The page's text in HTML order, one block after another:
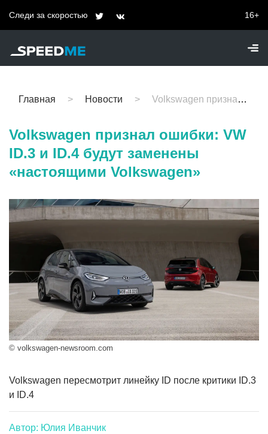
Следи за скоростью 16+
Главная Новости Volkswagen признал ошибки: VW ID.3 и ID.4 будут заменены «настоящими Volkswagen»
Volkswagen признал ошибки: VW
ID.3 и ID.4 будут заменены
«настоящими Volkswagen»
© volkswagen-newsroom.com
Volkswagen пересмотрит линейку ID после критики ID.3
и ID.4
Автор: Юлия Иванчик